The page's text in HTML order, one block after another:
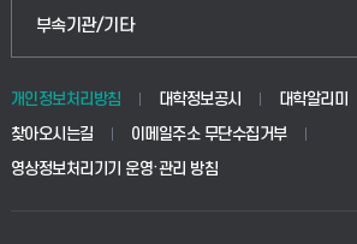
생명공학부
공공정책대학원
교육대학원
웹메일
학사시스템(전문학사 및 전공심화)
부속기관/기타
중앙도서관
학생생활관(안성)
개인정보처리방침 대학정보공시 대학알리미
찾아오시는길
이메일주소 무단수집거부
영상정보처리기기 운영·관리 방침